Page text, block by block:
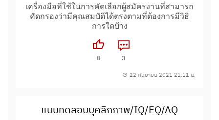
เครื่องมือที่ใช้ในการคัดเลือกผู้สมัครงานที่สามารถ
คัดกรองว่ามีคุณสมบัติได้ตรงตามที่ต้องการมีวิธิ
การใดบ้าง
0 3
22 กันยายน 2021 21:11 น.
แบบทดสอบบุคลิกภาพ/IQ/EQ/AQ